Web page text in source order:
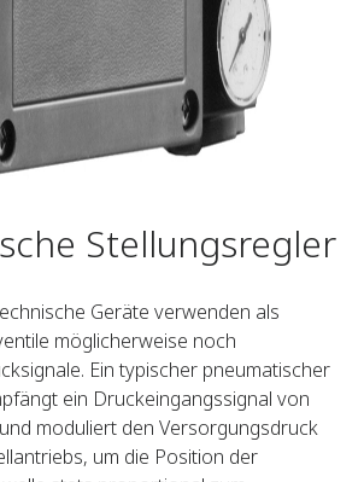
Stellungsregler
Geräte verwenden als
möglicherweise noch
Ein typischer pneumatischer
ein Druckeingangssignal von
moduliert den Versorgungsdruck
um die Position der